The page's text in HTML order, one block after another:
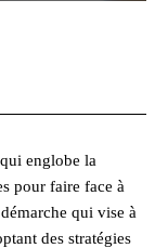
englobe la
pour faire face à
qui vise à
des stratégies